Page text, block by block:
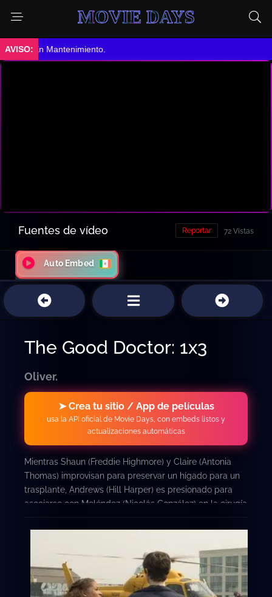
MOVIE DAYS
➤ En Mantenimiento.
Fuentes de vídeo 72 Vistas
Reportar
Auto Embed
The Good Doctor: 1x3
Oliver.
➤ Crea tu sitio / App de películas
usa la API oficial de Movie Days, con embeds listos y
actualizaciones automáticas
Mientras Shaun (Freddie Highmore) y Claire (Antonia
Thomas) improvisan para preservar un hígado para un
trasplante, Andrews (Hill Harper) es presionado para
asociarse con Meléndez (Nicolás González) en la cirugía